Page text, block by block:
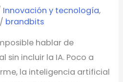
Innovación y tecnología,
/ brandbits
hablar de
sin incluir la IA. Poco a
la inteligencia artificial